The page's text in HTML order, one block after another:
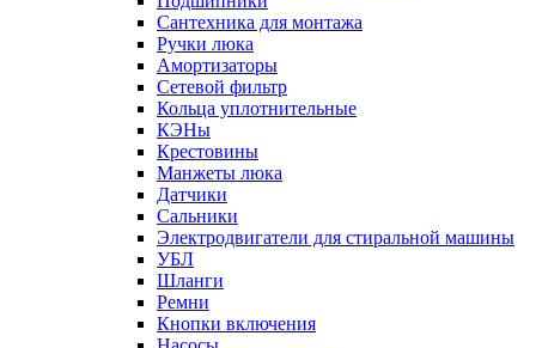
Сантехника для монтажа
Ручки люка
Амортизаторы
Сетевой фильтр
Кольца уплотнительные
КЭНы
Крестовины
Манжеты люка
Датчики
Сальники
Электродвигатели для стиральной машины
УБЛ
Шланги
Ремни
Кнопки включения